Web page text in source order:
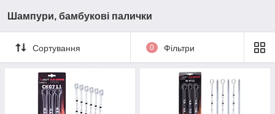
Шампури, бамбукові палички
Сортування 0 Фільтри